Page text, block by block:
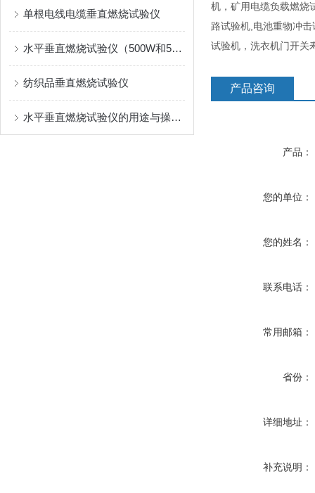
单根电线电缆垂直燃烧试验仪
水平垂直燃烧试验仪（500W和50W）有何区别？
纺织品垂直燃烧试验仪
水平垂直燃烧试验仪的用途与操作步骤
机，矿用电缆负载燃烧
路试验机,电池重物冲
试验机，洗衣机门开
产品咨询
产品：
您的单位：
您的姓名：
联系电话：
常用邮箱：
省份：
详细地址：
补充说明：